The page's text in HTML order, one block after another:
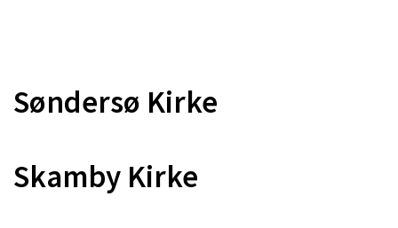
Søndersø Kirke
Skamby Kirke